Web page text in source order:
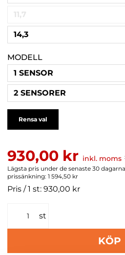
11,7
14,3
MODELL
1 SENSOR
2 SENSORER
Rensa val
930,00 kr inkl. moms
Lägsta pris under de senaste 30
prissänkning: 1 594,50 kr
Pris / 1 st: 930,00 kr
st
KÖP